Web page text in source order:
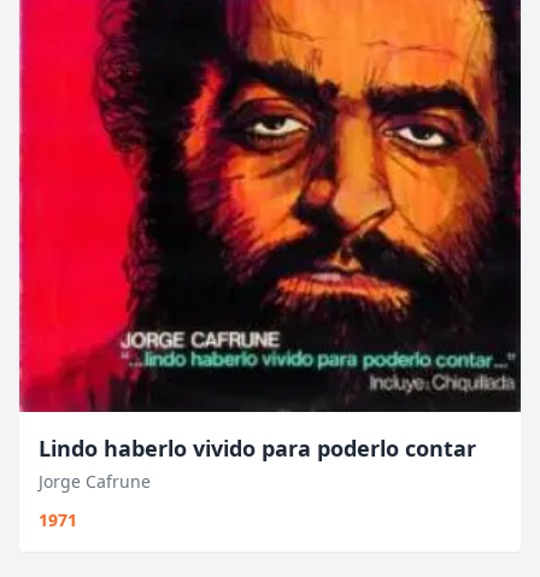
Lindo haberlo vivido para poderlo contar
Jorge Cafrune
1971